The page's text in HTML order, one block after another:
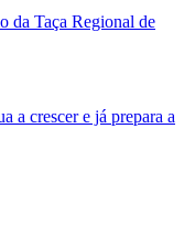
da Taça Regional de
a crescer e já prepara a